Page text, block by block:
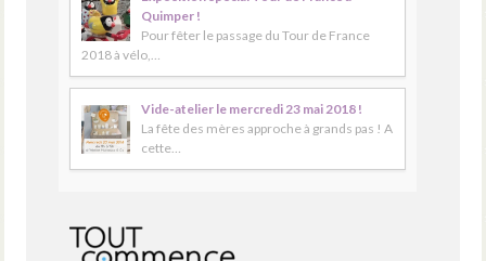
Quimper !
Pour fêter le passage du Tour de France
2018 à vélo,…
Vide-atelier le mercredi 23 mai 2018 !
La fête des mères approche à grands pas ! A
cette…